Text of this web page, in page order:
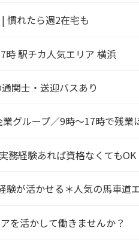
慣れたら週2在宅も
時 駅チカ人気エリア 横浜
関士・送迎バスあり
グループ／9時～17時で残業
務経験あれば資格なくてもOK
験が活かせる＊人気の馬車道
を活かして働きませんか？